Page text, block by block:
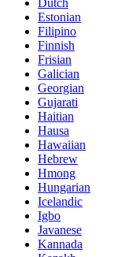
Dutch
Estonian
Filipino
Finnish
Frisian
Galician
Georgian
Gujarati
Haitian
Hausa
Hawaiian
Hebrew
Hmong
Hungarian
Icelandic
Igbo
Javanese
Kannada